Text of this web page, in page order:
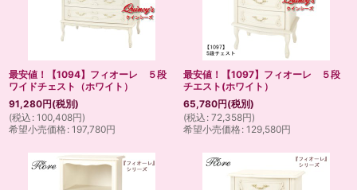
最安値！【1094】フィオーレ ５段
ワイドチェスト（ホワイト）
91,280円(税別)
(税込 : 100,408円)
希望小売価格: 197,780円
最安値！【1097】フィオーレ ５段
チエスト(ホワイト）
65,780円(税別)
(税込 : 72,358円)
希望小売価格: 129,580円